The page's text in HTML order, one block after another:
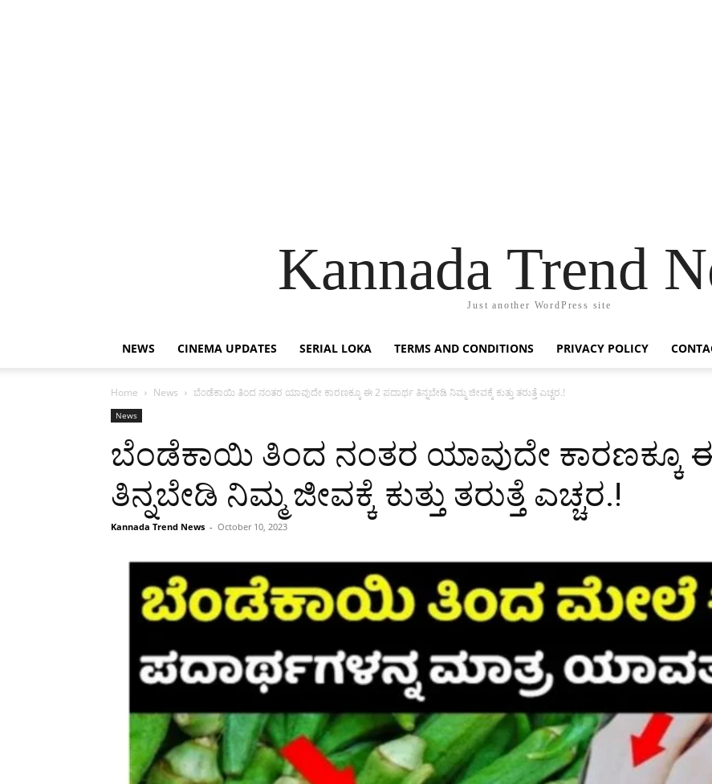
Kannada Trend
Just another WordPress site
NEWS CINEMA UPDATES SERIAL LOKA TERMS AND CONDITIONS PRIVACY POLICY
Home News ಬೆಂಡೆಕಾಯಿ ತಿಂದ ನಂತರ ಯಾವುದೇ ಕಾರಣಕ್ಕೂ ಈ 2 ಪದಾರ್ಥ ತಿನ್ನಬೇಡಿ ನಿಮ್ಮ ಜೀವಕ್ಕೆ ಕುತ್ತು ತರುತ್ತೆ ಎಚ್ಚರ.!
News
ಬೆಂಡೆಕಾಯಿ ತಿಂದ ನಂತರ ಯಾವುದೇ ಕಾರಣಕ್ಕೂ
ತಿನ್ನಬೇಡಿ ನಿಮ್ಮ ಜೀವಕ್ಕೆ ಕುತ್ತು ತರುತ್ತೆ ಎಚ್ಚರ.!
Kannada Trend News - October 10, 2023